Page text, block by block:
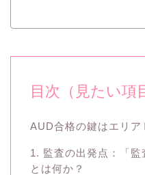
目次（見たい項
AUD合格の鍵はエリ
1. 監査の出発点：「監
とは何か？